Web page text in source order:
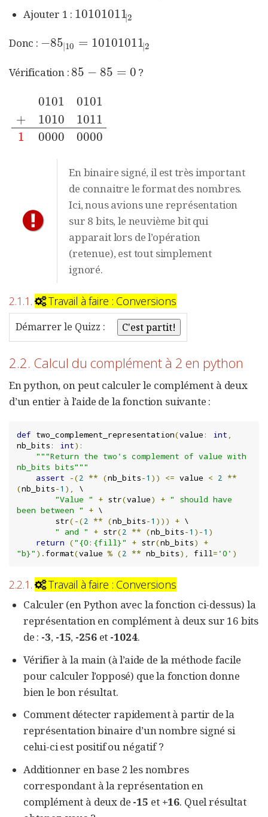
Ajouter 1 : 10101011|2
10101011|2
Donc : −85| 10 = 10101011
|2
−85|10 =10101011|2
Vérification : 85 − 85 = 0
85−85=0 ?
+
1
0101
1010
0000
0101
1011
0000
0101 0101+10101011
En binaire signé, il est très important
de connaitre le format des nombres.
Ici, nous avions une représentation
sur 8 bits, le neuvième bit qui
apparait lors de l’opération
(retenue), est tout simplement
ignoré.
2.1.1. Travail à faire : Conversions
Démarrer le Quizz :
2.2. Calcul du complément à 2 en python
En python, on peut calculer le complément à deux
d’un entier à l’aide de la fonction suivante :
def two_complement_representation(value: int ,
nb_bits: int):
"""Return the two's complement of value with
nb_bits bits"""
assert
-(2 ** (nb_bits-1 )) <= value < 2 **
(nb_bits-1 ),
\
"Value "
+ str(value) + " should have
been between "
+ \
        str
(-(2 ** (nb_bits-1 ))) + \
" and "
+ str(2 ** (nb_bits-1 )-1 )
return ("{0:{fill}" + str(nb_bits)
+
"b}" ).format(value % (2 ** nb_bits), fill= '0' )
2.2.1. Travail à faire : Conversions
Calculer (en Python avec la fonction ci-dessus) la
représentation en complément à deux sur 16 bits
de : -3, -15, -256et -1024.
Vérifier à la main (à l’aide de la méthode facile
pour calculer l’opposé) que la fonction donne
bien le bon résultat.
Comment détecter rapidement à partir de la
représentation binaire d’un nombre signé si
celui-ci est positif ou négatif ?
Additionner en base 2 les nombres
correspondant à la représentation en
complément à deux de -15 et +16. Quel résultat